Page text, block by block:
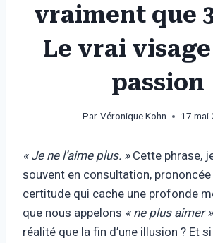
vraiment que
Le vrai
passion
Par Véronique Kohn 17 mai
« Je ne l’aime plus. »Cette phrase,
souvent en consultation, prononcée
certitude qui cache une profonde
que nous appelons « ne plus aimer »
réalité que la fin d’une illusion ? Et